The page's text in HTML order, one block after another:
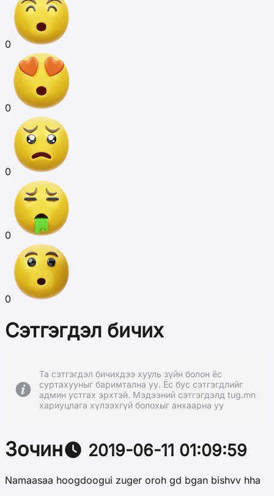
0
0
0
0
0
Сэтгэгдэл бичих
Та сэтгэгдэл бичихдээ хууль зүйн болон ёс
суртахууныг баримтална уу. Ёс бус сэтгэгдлийг
админ устгах эрхтэй. Мэдээний сэтгэгдэлд tug.mn
хариуцлага хүлээхгүй болохыг анхаарна уу
Зочин 2019-06-11 01:09:59
Namaasaa hoogdoogui zuger oroh gd bgan bishvv hha